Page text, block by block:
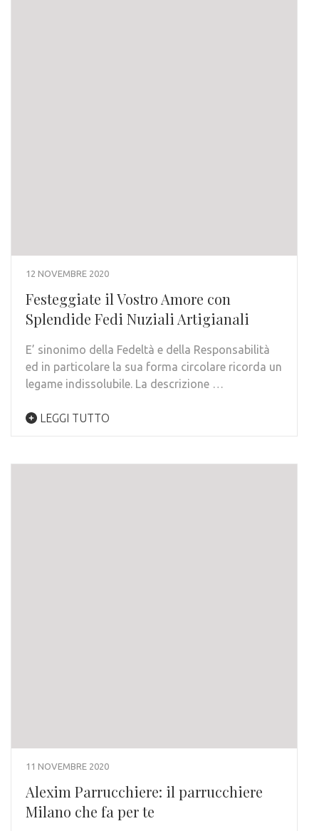
12 NOVEMBRE 2020
Festeggiate il Vostro Amore con
Splendide Fedi Nuziali Artigianali
E’ sinonimo della Fedeltà e della Responsabilità
ed in particolare la sua forma circolare ricorda un
legame indissolubile. La descrizione …
LEGGI TUTTO
11 NOVEMBRE 2020
Alexim Parrucchiere: il parrucchiere
Milano che fa per te